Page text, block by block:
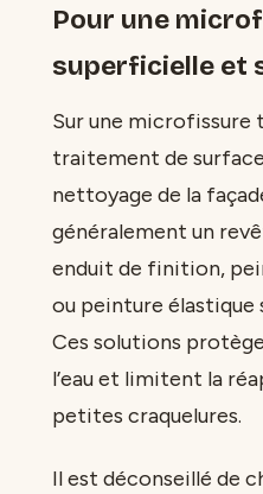
Pour une
superficielle et
Sur une microfissure
traitement de
nettoyage de la
généralement un
enduit de finition,
ou peinture élastique
Ces solutions
l’eau et limitent la
petites craquelures.
Il est déconseillé de